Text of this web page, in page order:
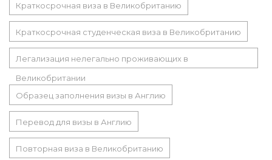
Краткосрочная виза в Великобританию
Краткосрочная студенческая виза в Великобританию
Легализация нелегально проживающих в
Великобритании
Образец заполнения визы в Англию
Перевод для визы в Англию
Повторная виза в Великобританию